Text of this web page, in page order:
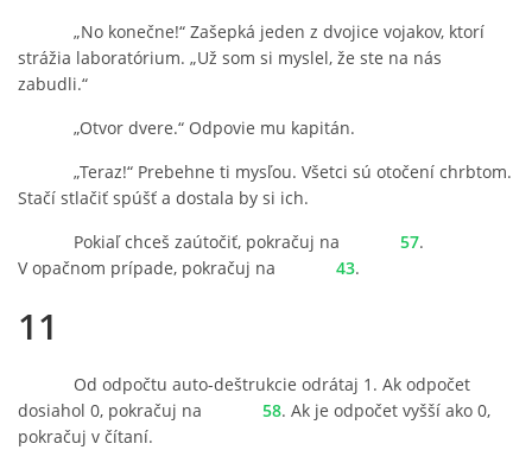
„No konečne!“ Zašepká jeden z dvojice vojakov, ktorí
strážia laboratórium. „Už som si myslel, že ste na nás
zabudli.“
„Otvor dvere.“ Odpovie mu kapitán.
„Teraz!“ Prebehne ti mysľou. Všetci sú otočení chrbtom.
Stačí stlačiť spúšť a dostala by si ich.
Pokiaľ chceš zaútočiť, pokračuj na
57.
V opačnom prípade, pokračuj na
43.
11
Od odpočtu auto-deštrukcie odrátaj 1. Ak odpočet
dosiahol 0, pokračuj na
58. Ak je odpočet vyšší ako 0,
pokračuj v čítaní.